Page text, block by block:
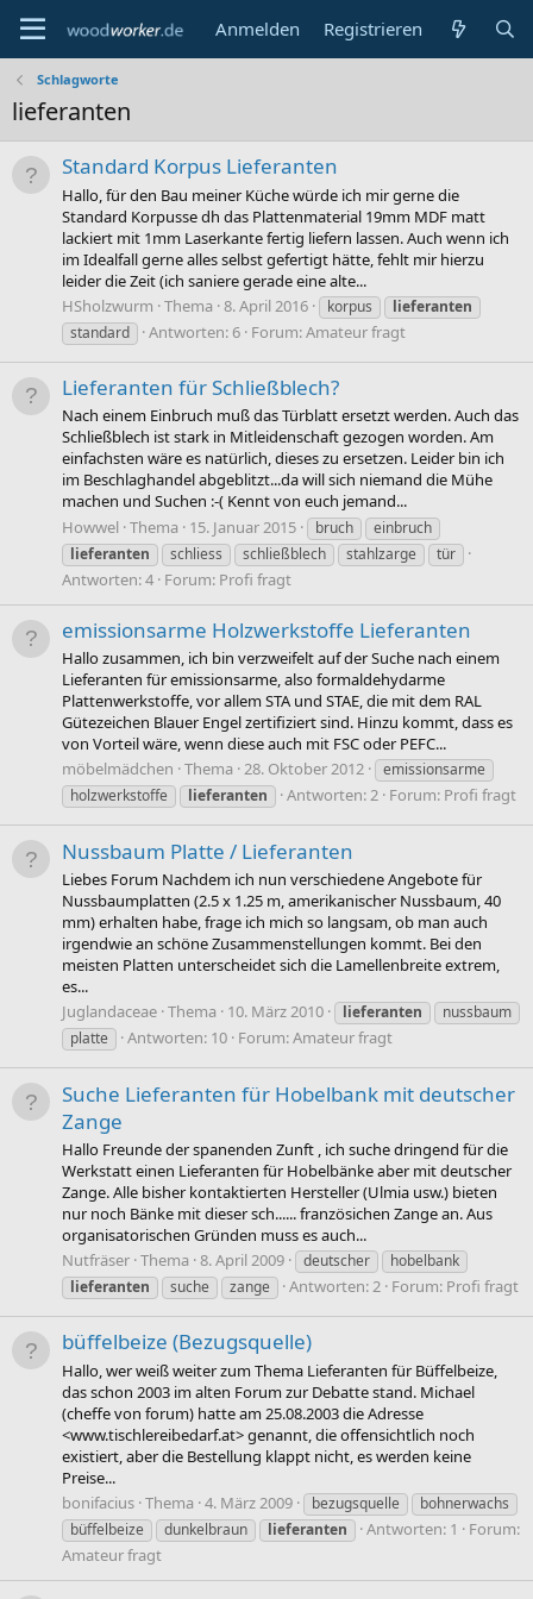
Anmelden Registrieren
Schlagworte
lieferanten
Standard Korpus Lieferanten
Hallo, für den Bau meiner Küche würde ich mir gerne die
Standard Korpusse dh das Plattenmaterial 19mm MDF matt
lackiert mit 1mm Laserkante fertig liefern lassen. Auch wenn ich
im Idealfall gerne alles selbst gefertigt hätte, fehlt mir hierzu
leider die Zeit (ich saniere gerade eine alte...
HSholzwurm Thema 8. April 2016 korpus
lieferanten
standard
Antworten: 6 Forum:Amateur fragt
Lieferanten für Schließblech?
Nach einem Einbruch muß das Türblatt ersetzt werden. Auch das
Schließblech ist stark in Mitleidenschaft gezogen worden. Am
einfachsten wäre es natürlich, dieses zu ersetzen. Leider bin ich
im Beschlaghandel abgeblitzt...da will sich niemand die Mühe
machen und Suchen :-( Kennt von euch jemand...
Howwel Thema 15. Januar 2015 bruch
einbruch
lieferanten
schliess schließblech stahlzarge tür
Antworten: 4 Forum: Profi fragt
emissionsarme Holzwerkstoffe Lieferanten
Hallo zusammen, ich bin verzweifelt auf der Suche nach einem
Lieferanten für emissionsarme, also formaldehydarme
Plattenwerkstoffe, vor allem STA und STAE, die mit dem RAL
Gütezeichen Blauer Engel zertifiziert sind. Hinzu kommt, dass es
von Vorteil wäre, wenn diese auch mit FSC oder PEFC...
möbelmädchen Thema 28. Oktober 2012
emissionsarme
holzwerkstoffe
lieferanten Antworten: 2 Forum: Profi fragt
Nussbaum Platte / Lieferanten
Liebes Forum Nachdem ich nun verschiedene Angebote für
Nussbaumplatten (2.5 x 1.25 m, amerikanischer Nussbaum, 40
mm) erhalten habe, frage ich mich so langsam, ob man auch
irgendwie an schöne Zusammenstellungen kommt. Bei den
meisten Platten unterscheidet sich die Lamellenbreite extrem,
es...
Juglandaceae Thema 10. März 2010 lieferanten
nussbaum
platte
Antworten: 10 Forum:Amateur fragt
Suche Lieferanten für Hobelbank mit deutscher
Zange
Hallo Freunde der spanenden Zunft , ich suche dringend für die
Werkstatt einen Lieferanten für Hobelbänke aber mit deutscher
Zange. Alle bisher kontaktierten Hersteller (Ulmia usw.) bieten
nur noch Bänke mit dieser sch...... französichen Zange an. Aus
organisatorischen Gründen muss es auch...
Nutfräser Thema 8. April 2009 deutscher
hobelbank
lieferanten
suche zange Antworten: 2 Forum: Profi fragt
büffelbeize (Bezugsquelle)
Hallo, wer weiß weiter zum Thema Lieferanten für Büffelbeize,
das schon 2003 im alten Forum zur Debatte stand. Michael
(cheffe von forum) hatte am 25.08.2003 die Adresse
<www.tischlereibedarf.at> genannt, die offensichtlich noch
existiert, aber die Bestellung klappt nicht, es werden keine
Preise...
bonifacius Thema 4. März 2009 bezugsquelle
bohnerwachs
büffelbeize
dunkelbraun lieferanten Antworten: 1
Forum:
Amateur fragt